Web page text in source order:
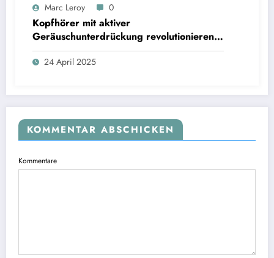
Marc Leroy 0
Kopfhörer mit aktiver
Geräuschunterdrückung revolutionieren
das Hörerlebnis für anspruchsvolle
Audiophile.
24 April 2025
KOMMENTAR ABSCHICKEN
Kommentare